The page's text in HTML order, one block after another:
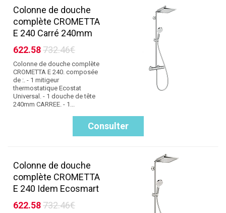
Colonne de douche
complète CROMETTA
E 240 Carré 240mm
622.58732.46€
Colonne de douche complète
CROMETTA E 240. composée
de :. - 1 mitigeur
thermostatique Ecostat
Universal. - 1 douche de tête
240mm CARREE. - 1...
Consulter
Colonne de douche
complète CROMETTA
E 240 Idem Ecosmart
622.58732.46€